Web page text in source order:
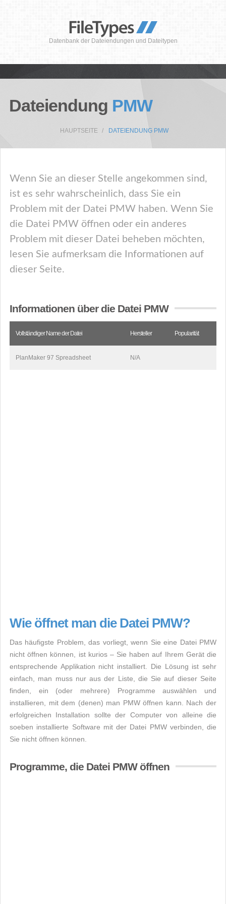
Datenbank der Dateiendungen und Dateitypen
Dateiendung PMW
HAUPTSEITE DATEIENDUNG PMW
Wenn Sie an dieser Stelle angekommen sind,
ist es sehr wahrscheinlich, dass Sie ein
Problem mit der Datei PMW haben. Wenn Sie
die Datei PMW öffnen oder ein anderes
Problem mit dieser Datei beheben möchten,
lesen Sie aufmerksam die Informationen auf
dieser Seite.
Informationen über die Datei PMW
Vollständiger Name der Datei Hersteller Popularität
PlanMaker 97 Spreadsheet N/A
Wie öffnet man die Datei PMW?
Das häufigste Problem, das vorliegt, wenn Sie eine Datei PMW
nicht öffnen können, ist kurios – Sie haben auf Ihrem Gerät die
entsprechende Applikation nicht installiert. Die Lösung ist sehr
einfach, man muss nur aus der Liste, die Sie auf dieser Seite
finden, ein (oder mehrere) Programme auswählen und
installieren, mit dem (denen) man PMW öffnen kann. Nach der
erfolgreichen Installation sollte der Computer von alleine die
soeben installierte Software mit der Datei PMW verbinden, die
Sie nicht öffnen können.
Programme, die Datei PMW öffnen